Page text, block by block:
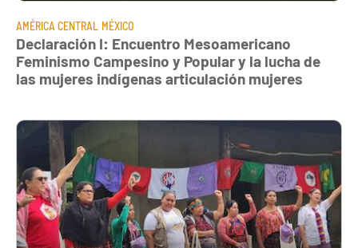
AMÉRICA CENTRAL MÉXICO
Declaración I: Encuentro Mesoamericano
Feminismo Campesino y Popular y la lucha de
las mujeres indígenas articulación mujeres